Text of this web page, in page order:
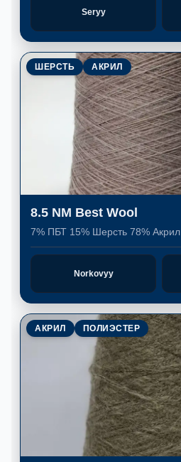
Seryy
ШЕРСТЬ АКРИЛ
8.5 NM Best Wool
7% ПБТ 15% Шерсть 78% Акрил
Norkovyy
АКРИЛ ПОЛИЭСТЕР